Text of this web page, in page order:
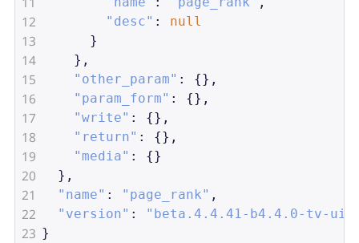
12 "desc" : null
13
      }
14
    },
15 "other_param" : {},
16 "param_form" : {},
17 "write" : {},
18 "return" : {},
19 "media" : {}
20
  },
21 "name" : "page_rank" ,
22 "version" : "beta.4.4.41-b4.4.0-tv-ui"
23 }